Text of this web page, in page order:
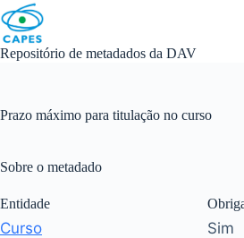
Skip
to
content
Repositório de metadados da DAV
Prazo máximo para titulação no curso
Sobre o metadado
Entidade
Curso Sim